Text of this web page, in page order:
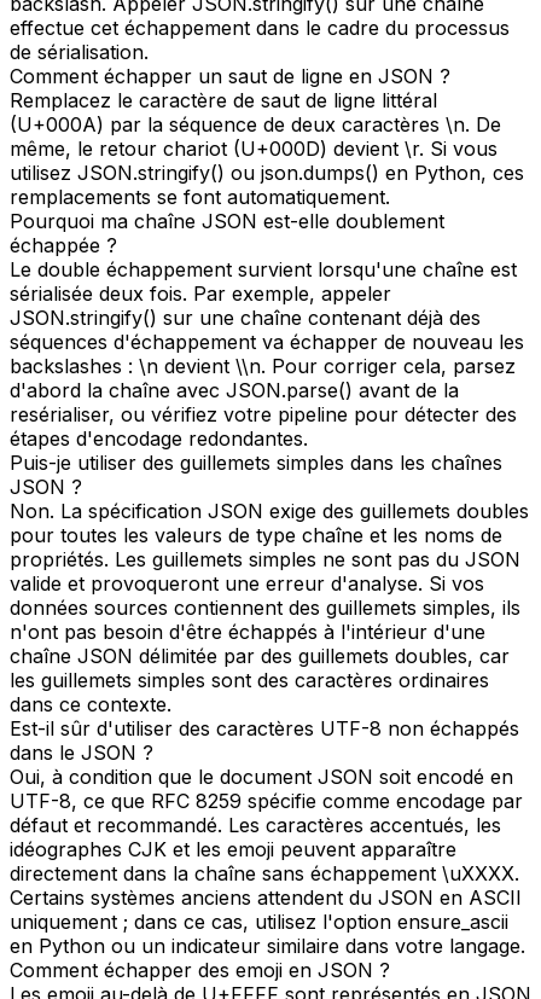
effectue cet échappement dans le cadre du processus
de sérialisation.
Comment échapper un saut de ligne en JSON ?
Remplacez le caractère de saut de ligne littéral
(U+000A) par la séquence de deux caractères \n. De
même, le retour chariot (U+000D) devient \r. Si vous
utilisez JSON.stringify() ou json.dumps() en Python, ces
remplacements se font automatiquement.
Pourquoi ma chaîne JSON est-elle doublement
échappée ?
Le double échappement survient lorsqu'une chaîne est
sérialisée deux fois. Par exemple, appeler
JSON.stringify() sur une chaîne contenant déjà des
séquences d'échappement va échapper de nouveau les
backslashes : \n devient \\n. Pour corriger cela, parsez
d'abord la chaîne avec JSON.parse() avant de la
resérialiser, ou vérifiez votre pipeline pour détecter des
étapes d'encodage redondantes.
Puis-je utiliser des guillemets simples dans les chaînes
JSON ?
Non. La spécification JSON exige des guillemets doubles
pour toutes les valeurs de type chaîne et les noms de
propriétés. Les guillemets simples ne sont pas du JSON
valide et provoqueront une erreur d'analyse. Si vos
données sources contiennent des guillemets simples, ils
n'ont pas besoin d'être échappés à l'intérieur d'une
chaîne JSON délimitée par des guillemets doubles, car
les guillemets simples sont des caractères ordinaires
dans ce contexte.
Est-il sûr d'utiliser des caractères UTF-8 non échappés
dans le JSON ?
Oui, à condition que le document JSON soit encodé en
UTF-8, ce que RFC 8259 spécifie comme encodage par
défaut et recommandé. Les caractères accentués, les
idéographes CJK et les emoji peuvent apparaître
directement dans la chaîne sans échappement \uXXXX.
Certains systèmes anciens attendent du JSON en ASCII
uniquement ; dans ce cas, utilisez l'option ensure_ascii
en Python ou un indicateur similaire dans votre langage.
Comment échapper des emoji en JSON ?
Les emoji au-delà de U+FFFF sont représentés en JSON